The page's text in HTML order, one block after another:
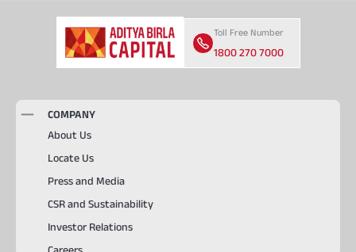
Toll Free Number
1800 270 7000
COMPANY
About Us
Locate Us
Press and Media
CSR and Sustainability
Investor Relations